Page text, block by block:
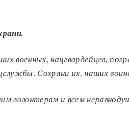
военных, нацгвардейцев,
. Сохрани их, наших
волонтерам и всем